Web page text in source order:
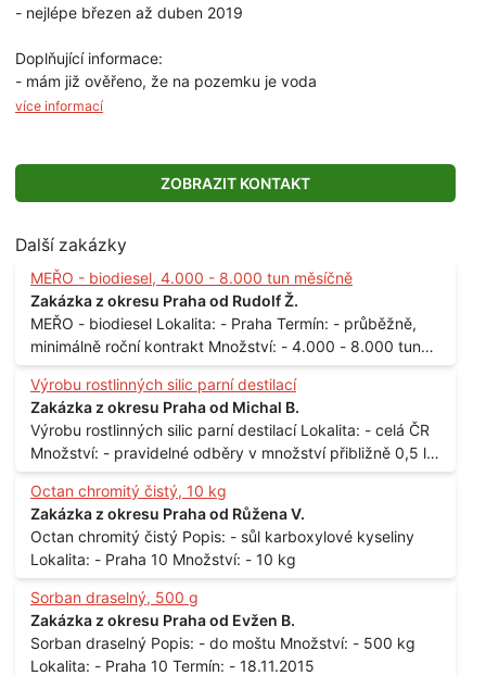
- nejlépe březen až duben 2019
Doplňující informace:
- mám již ověřeno, že na pozemku je voda
více informací
ZOBRAZIT KONTAKT
Další zakázky
MEŘO - biodiesel, 4.000 - 8.000 tun měsíčně
Zakázka z okresu Praha od Rudolf Ž.
MEŘO - biodiesel Lokalita: - Praha Termín: - průběžně,
minimálně roční kontrakt Množství: - 4.000 - 8.000 tun
měsíčně
Výrobu rostlinných silic parní destilací
Zakázka z okresu Praha od Michal B.
Výrobu rostlinných silic parní destilací Lokalita: - celá ČR
Množství: - pravidelné odběry v množství přibližně 0,5 l
až 1 l
Octan chromitý čistý, 10 kg
Zakázka z okresu Praha od Růžena V.
Octan chromitý čistý Popis: - sůl karboxylové kyseliny
Lokalita: - Praha 10 Množství: - 10 kg
Sorban draselný, 500 g
Zakázka z okresu Praha od Evžen B.
Sorban draselný Popis: - do moštu Množství: - 500 kg
Lokalita: - Praha 10 Termín: - 18.11.2015